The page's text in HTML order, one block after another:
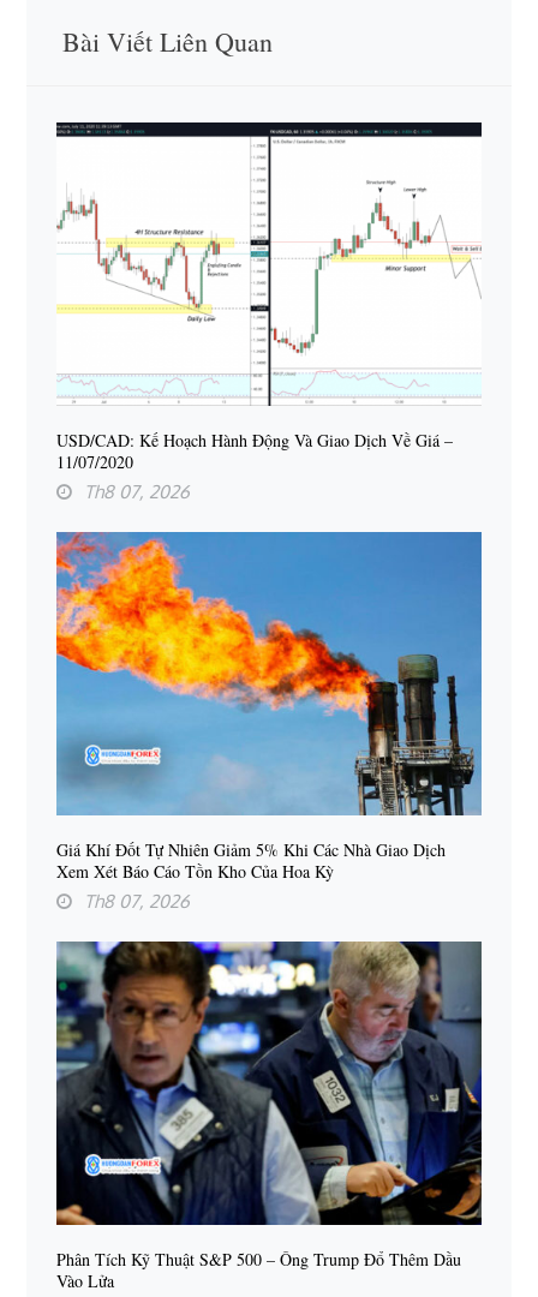
Bài Viết Liên Quan
USD/CAD: Kế Hoạch Hành Động Và Giao Dịch Về Giá –
11/07/2020
Th8 07, 2026
Giá Khí Đốt Tự Nhiên Giảm 5% Khi Các Nhà Giao Dịch
Xem Xét Báo Cáo Tồn Kho Của Hoa Kỳ
Th8 07, 2026
Phân Tích Kỹ Thuật S&P 500 – Ông Trump Đổ Thêm Dầu
Vào Lửa